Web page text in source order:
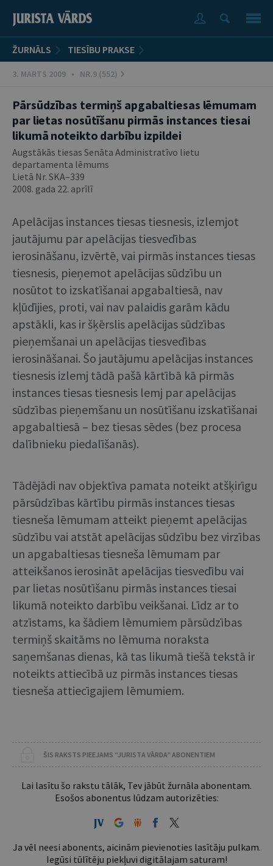
ŽURNĀLS TIESĪBU PRAKSE
3. MARTS 2009 • NR.9 (552)
Pārsūdzības termiņš apgabaltiesas lēmumam
par lietas nosūtīšanu pirmās instances tiesai
likumā noteikto darbību izpildei
Augstākās tiesas Senāta Administratīvo lietu
departamenta lēmums
Lietā Nr. SKA–339
2008. gada 22. aprīlī
Apelācijas instances tiesas tiesnesis, izlemjot
jautājumu par apelācijas tiesvedības
ierosināšanu, izvērtē, vai pirmās instances tiesas
tiesnesis, pieņemot apelācijas sūdzību un
nosūtot to izskatīšanai apgabaltiesā, nav
kļūdījies, proti, vai nav palaidis garām kādu
apstākli, kas ir šķērslis apelācijas sūdzības
pieņemšanai un apelācijas tiesvedības
ierosināšanai. Šo jautājumu apelācijas instances
tiesnesis izlemj tādā pašā kārtībā kā pirmās
instances tiesas tiesnesis lemj par apelācijas
sūdzības pieņemšanu un nosūtīšanu izskatīšanai
apgabaltiesā – bez tiesas sēdes (bez procesa
dalībnieku piedalīšanās).
Tādējādi nav objektīva pamata noteikt atšķirīgu
pārsūdzības kārtību pirmās instances tiesas
tiesneša lēmumam atteikt pieņemt apelācijas
sūdzību vai atstāt apelācijas sūdzību bez virzības
un apgabaltiesas tiesneša lēmumam par
atteikšanos ierosināt apelācijas tiesvedību vai
par lietas nosūtīšanu pirmās instances tiesai
likumā noteikto darbību veikšanai. Līdz ar to
atzīstams, ka šādiem lēmumiem pārsūdzības
termiņš skaitāms no lēmuma noraksta
saņemšanas dienas, kā tas likumā tiešā tekstā ir
noteikts attiecībā uz pirmās instances tiesas
tiesneša attiecīgajiem lēmumiem.
ŠIS RAKSTS PIEEJAMS “JURISTA VĀRDA” ABONENTIEM
Lai lasītu šo rakstu tālāk, Tev jābūt žurnāla abonentam.
Esošos abonentus lūdzam autorizēties:
Ja vēl neesi abonents, aicinām pievienoties lasītāju pulkam.
Iegūsi tūlītēju piekļuvi digitālajam saturam!